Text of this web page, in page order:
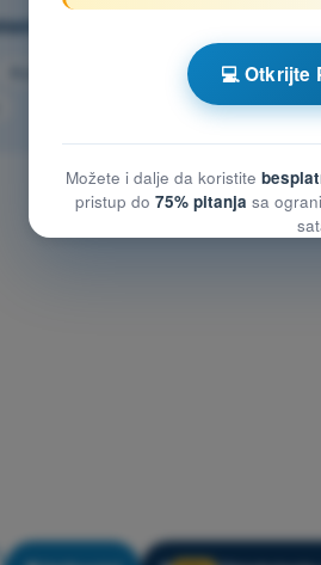
SPL - Dozvola Pilota
Kviz za vežbanje SPL - Vazduhoplovni
💻 Otkrijte
Možete i dalje da koristite
pristup do 75% pitanja sa